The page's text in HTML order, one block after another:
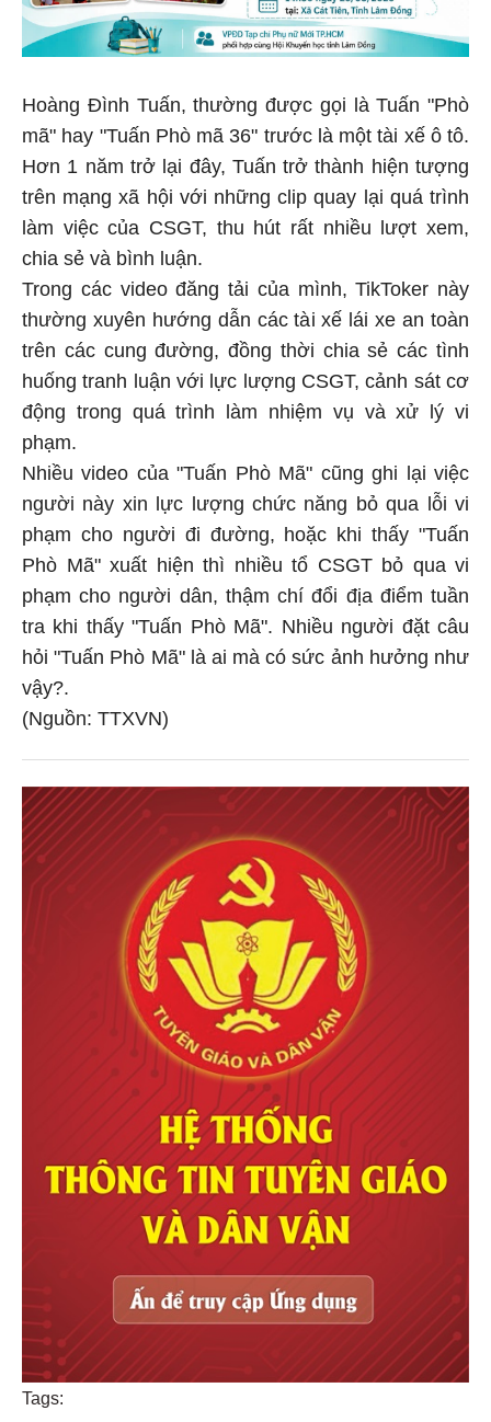
Hoàng Đình Tuấn, thường được gọi là Tuấn "Phò
mã" hay "Tuấn Phò mã 36" trước là một tài xế ô tô.
Hơn 1 năm trở lại đây, Tuấn trở thành hiện tượng
trên mạng xã hội với những clip quay lại quá trình
làm việc của CSGT, thu hút rất nhiều lượt xem,
chia sẻ và bình luận.
Trong các video đăng tải của mình, TikToker này
thường xuyên hướng dẫn các tài xế lái xe an toàn
trên các cung đường, đồng thời chia sẻ các tình
huống tranh luận với lực lượng CSGT, cảnh sát cơ
động trong quá trình làm nhiệm vụ và xử lý vi
phạm.
Nhiều video của "Tuấn Phò Mã" cũng ghi lại việc
người này xin lực lượng chức năng bỏ qua lỗi vi
phạm cho người đi đường, hoặc khi thấy "Tuấn
Phò Mã" xuất hiện thì nhiều tổ CSGT bỏ qua vi
phạm cho người dân, thậm chí đổi địa điểm tuần
tra khi thấy "Tuấn Phò Mã". Nhiều người đặt câu
hỏi "Tuấn Phò Mã" là ai mà có sức ảnh hưởng như
vậy?.
(Nguồn: TTXVN)
Tags: